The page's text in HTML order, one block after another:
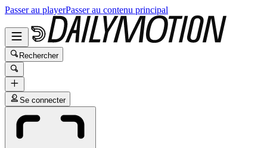
Passer au playerPasser au contenu principal
Rechercher
Se connecter